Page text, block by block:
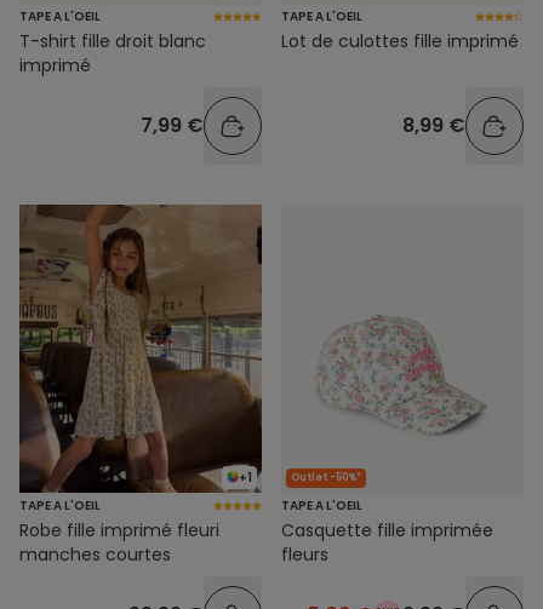
TAPE A L'OEIL
T-shirt fille droit blanc
imprimé
7,99 €
TAPE A L'OEIL
Lot de culottes fille imprimé
8,99 €
+1
TAPE A L'OEIL
Robe fille imprimé fleuri
manches courtes
Outlet -50%*
TAPE A L'OEIL
Casquette fille imprimée
fleurs